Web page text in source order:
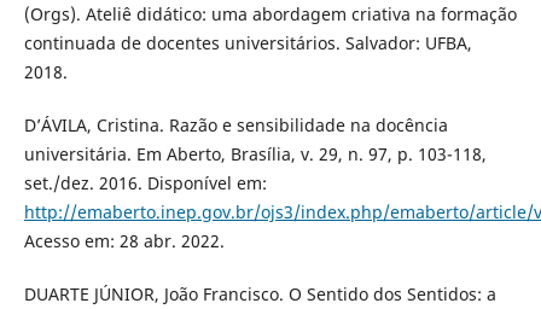
(Orgs). Ateliê didático: uma abordagem criativa na formação
continuada de docentes universitários. Salvador: UFBA,
2018.
D’ÁVILA, Cristina. Razão e sensibilidade na docência
universitária. Em Aberto, Brasília, v. 29, n. 97, p. 103-118,
set./dez. 2016. Disponível em:
http://emaberto.inep.gov.br/ojs3/index.php/emaberto/article/
Acesso em: 28 abr. 2022.
DUARTE JÚNIOR, João Francisco. O Sentido dos Sentidos: a